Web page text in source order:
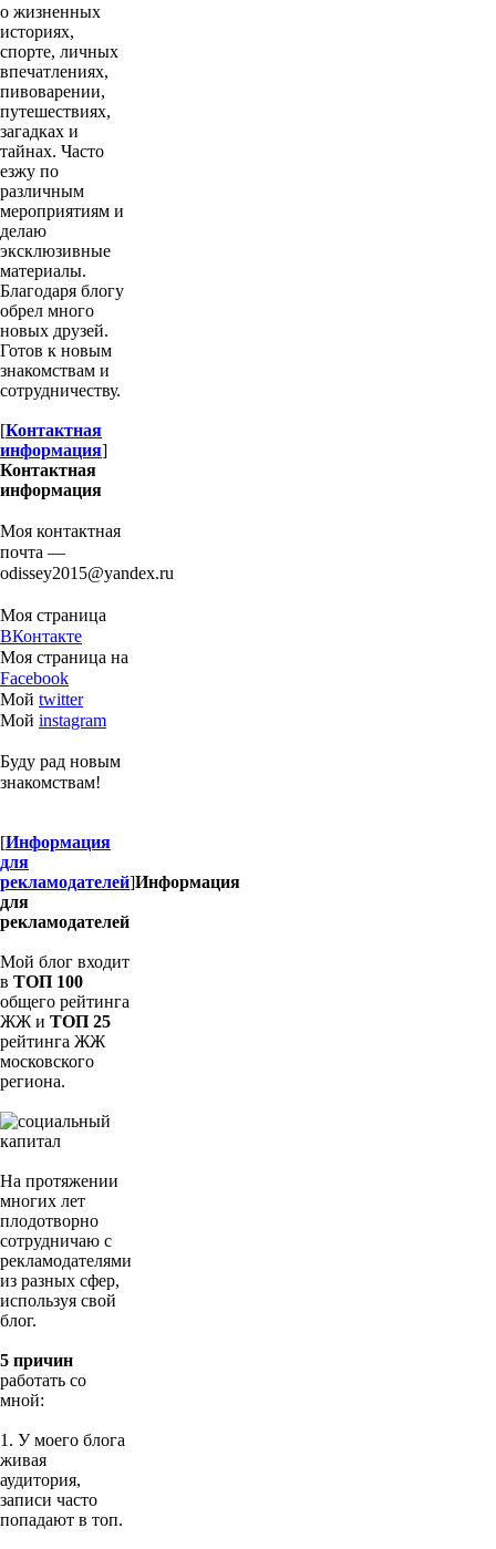
о жизненных
историях,
спорте, личных
впечатлениях,
пивоварении,
путешествиях,
загадках и
тайнах. Часто
езжу по
различным
мероприятиям и
делаю
эксклюзивные
материалы.
Благодаря блогу
обрел много
новых друзей.
Готов к новым
знакомствам и
сотрудничеству.
[Контактная
информация]
Контактная
информация
Моя контактная
почта —
odissey2015@yandex.ru
Моя страница
ВКонтакте
Моя страница на
Facebook
Мой twitter
Мой instagram
Буду рад новым
знакомствам!
[Информация
для
рекламодателей]Информация
для
рекламодателей
Мой блог входит
в ТОП 100
общего рейтинга
ЖЖ и ТОП 25
рейтинга ЖЖ
московского
региона.
На протяжении
многих лет
плодотворно
сотрудничаю с
рекламодателями
из разных сфер,
используя свой
блог.
5 причин
работать со
мной:
1. У моего блога
живая
аудитория,
записи часто
попадают в топ.